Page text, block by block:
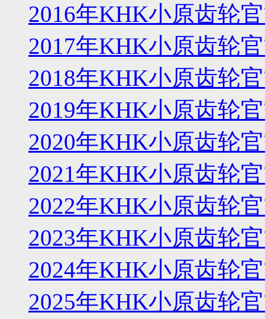
2016年KHK小原齿轮
2017年KHK小原齿轮
2018年KHK小原齿轮
2019年KHK小原齿轮
2020年KHK小原齿轮
2021年KHK小原齿轮
2022年KHK小原齿轮
2023年KHK小原齿轮
2024年KHK小原齿轮
2025年KHK小原齿轮